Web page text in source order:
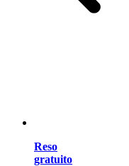
Reso
gratuito